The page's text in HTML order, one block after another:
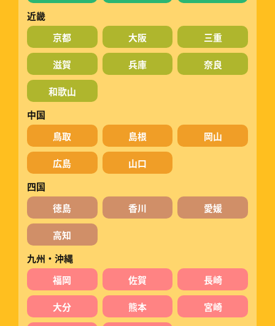
近畿
京都
大阪 三重
滋賀 兵庫 奈良
和歌山
中国
鳥取
島根 岡山
広島
山口
四国
徳島
香川 愛媛
高知
九州・沖縄
福岡
佐賀 長崎
大分 熊本 宮崎